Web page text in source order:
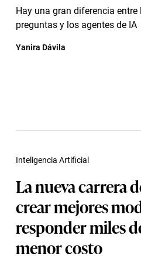
Hay una gran diferencia
preguntas y los agentes de IA
Yanira Dávila
La nueva carrera
crear mejores
responder miles
menor costo
Inteligencia Artificial